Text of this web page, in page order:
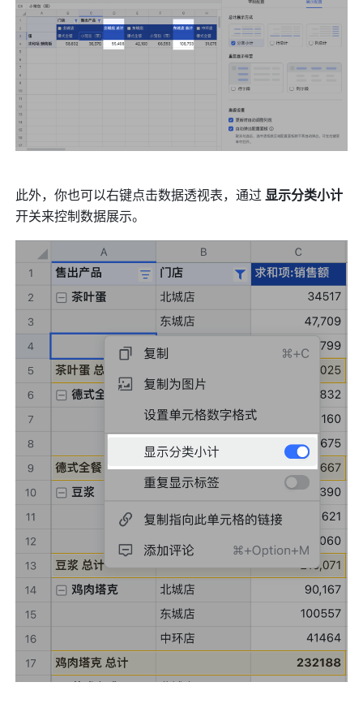
此外，你也可以右键点击数据透视表，通过
开关来控制数据展示。